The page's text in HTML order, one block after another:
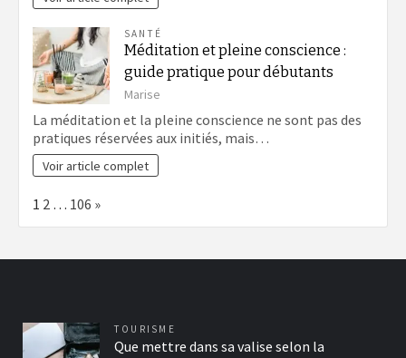
SANTÉ
Méditation et pleine conscience :
guide pratique pour débutants
Marise
La méditation et la pleine conscience ne sont pas des
pratiques réservées aux initiés, mais…
Voir article complet
Page:
1 2 … 106 Next
»
TOURISME
Que mettre dans sa valise selon la